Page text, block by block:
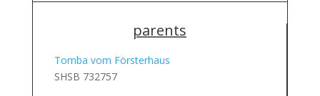
parents
Tomba vom Försterhaus
SHSB 732757